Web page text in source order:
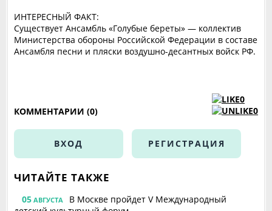
ИНТЕРЕСНЫЙ ФАКТ:
Существует Ансамбль «Голубые береты» — коллектив
Министерства обороны Российской Федерации в составе
Ансамбля песни и пляски воздушно-десантных войск РФ.
0
0
КОММЕНТАРИИ (0)
ВХОД РЕГИСТРАЦИЯ
ЧИТАЙТЕ ТАКЖЕ
05 АВГУСТА
В Москве пройдет V Международный